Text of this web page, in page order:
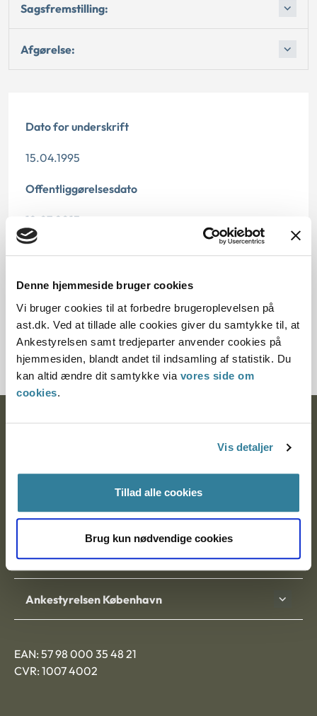
Denne hjemmeside bruger cookies
Vi bruger cookies til at forbedre brugeroplevelsen på
ast.dk. Ved at tillade alle cookies giver du samtykke til, at
Ankestyrelsen samt tredjeparter anvender cookies på
hjemmesiden, blandt andet til indsamling af statistik. Du
kan altid ændre dit samtykke via vores side om
cookies.
Vis detaljer
Tillad alle cookies
Brug kun nødvendige cookies
Sagsfremstilling:
Afgørelse:
Dato for underskrift
15.04.1995
Offentliggørelsesdato
12.07.2013
§ 37 § 37a
Journalnummer
21380-93
Ankestyrelsen
Ankestyrelsen Aalborg
Ankestyrelsen København
EAN: 57 98 000 35 48 21
CVR: 1007 4002